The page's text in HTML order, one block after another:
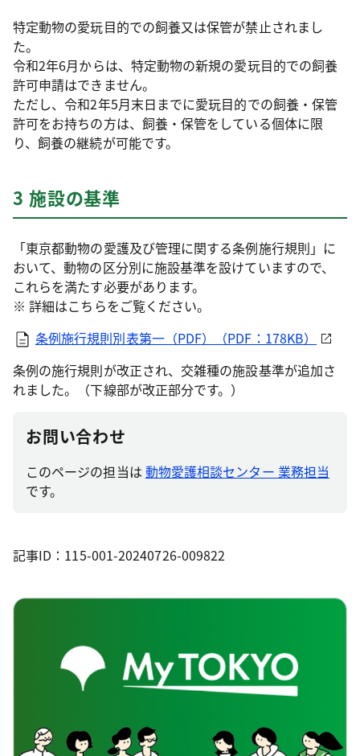
特定動物の愛玩目的での飼養又は保管が禁止されまし
た。
令和2年6月からは、特定動物の新規の愛玩目的での飼養
許可申請はできません。
ただし、令和2年5月末日までに愛玩目的での飼養・保管
許可をお持ちの方は、飼養・保管をしている個体に限
り、飼養の継続が可能です。
3 施設の基準
「東京都動物の愛護及び管理に関する条例施行規則」に
おいて、動物の区分別に施設基準を設けていますので、
これらを満たす必要があります。
※ 詳細はこちらをご覧ください。
条例施行規則別表第一（PDF）（PDF：178KB）
条例の施行規則が改正され、交雑種の施設基準が追加さ
れました。（下線部が改正部分です。）
お問い合わせ
このページの担当は 動物愛護相談センター 業務担当
です。
記事ID：115-001-20240726-009822